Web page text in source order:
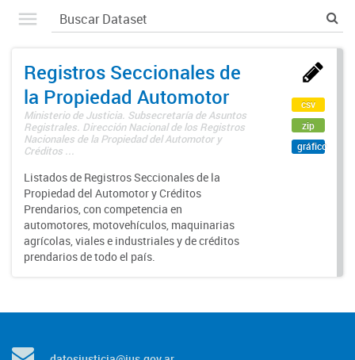
Registros Seccionales de
la Propiedad Automotor
Ministerio de Justicia. Subsecretaría de Asuntos
Registrales. Dirección Nacional de los Registros
Nacionales de la Propiedad del Automotor y
Créditos ...
Listados de Registros Seccionales de la
Propiedad del Automotor y Créditos
Prendarios, con competencia en
automotores, motovehículos, maquinarias
agrícolas, viales e industriales y de créditos
prendarios de todo el país.
csv
zip
gráfico